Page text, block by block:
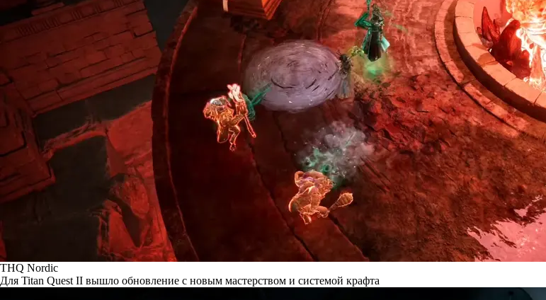
THQ Nordic
Для Titan Quest II вышло обновление с новым мастерством и системой крафта